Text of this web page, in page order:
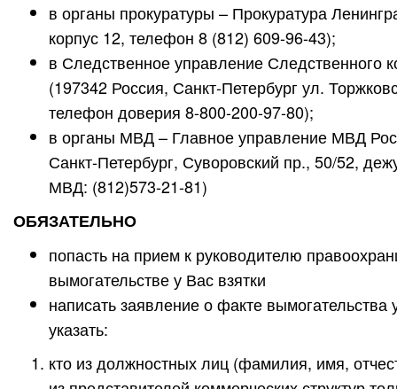
в органы прокуратуры – Прокуратура
корпус 12, телефон 8 (812) 609-96-43);
в Следственное управление Следственного
(197342 Россия, Санкт-Петербург ул.
телефон доверия 8-800-200-97-80);
в органы МВД – Главное управление МВД
Санкт-Петербург, Суворовский пр., 50/52,
МВД: (812)573-21-81)
ОБЯЗАТЕЛЬНО
попасть на прием к руководителю
вымогательстве у Вас взятки
написать заявление о факте
указать:
кто из должностных лиц (фамилия, имя,